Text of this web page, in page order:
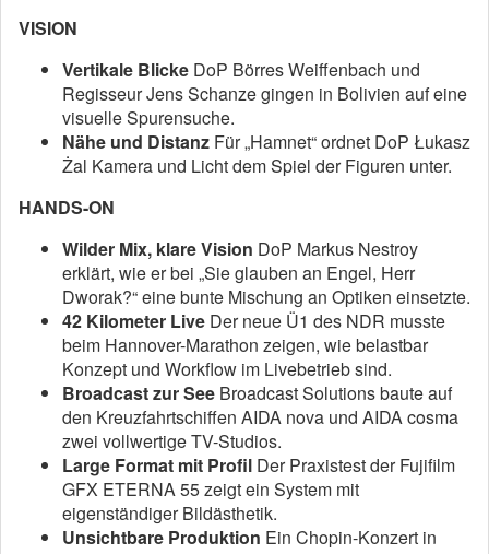
VISION
Vertikale Blicke DoP Börres Weiffenbach und
Regisseur Jens Schanze gingen in Bolivien auf eine
visuelle Spurensuche.
Nähe und Distanz Für „Hamnet“ ordnet DoP Łukasz
Żal Kamera und Licht dem Spiel der Figuren unter.
HANDS-ON
Wilder Mix, klare Vision DoP Markus Nestroy
erklärt, wie er bei „Sie glauben an Engel, Herr
Dworak?“ eine bunte Mischung an Optiken einsetzte.
42 Kilometer Live Der neue Ü1 des NDR musste
beim Hannover-Marathon zeigen, wie belastbar
Konzept und Workflow im Livebetrieb sind.
Broadcast zur See Broadcast Solutions baute auf
den Kreuzfahrtschiffen AIDA nova und AIDA cosma
zwei vollwertige TV-Studios.
Large Format mit Profil Der Praxistest der Fujifilm
GFX ETERNA 55 zeigt ein System mit
eigenständiger Bildästhetik.
Unsichtbare Produktion Ein Chopin-Konzert in